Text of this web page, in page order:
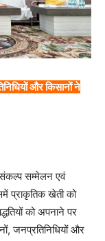
और किसानों ने
सम्मेलन एवं
प्राकृतिक खेती को
को अपनाने पर
जनप्रतिनिधियों और